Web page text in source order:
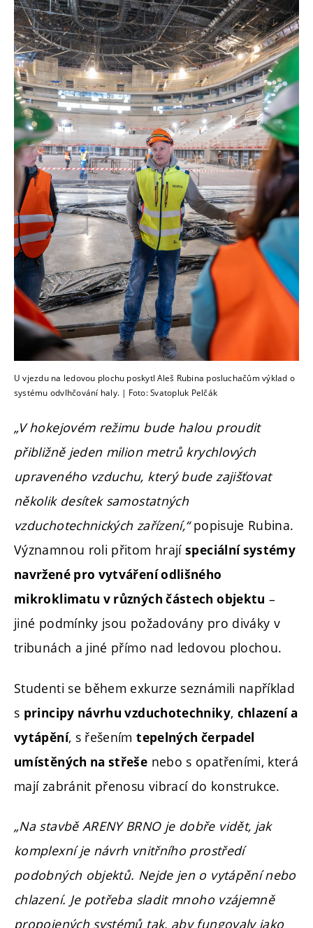
U vjezdu na ledovou plochu poskytl Aleš Rubina posluchačům výklad o
systému odvlhčování haly. | Foto: Svatopluk Pelčák
„V hokejovém režimu bude halou proudit
přibližně jeden milion metrů krychlových
upraveného vzduchu, který bude zajišťovat
několik desítek samostatných
vzduchotechnických zařízení,“popisuje Rubina.
Významnou roli přitom hrajíspeciální systémy
navržené pro vytváření odlišného
mikroklimatu v různých částech objektu –
jiné podmínky jsou požadovány pro diváky v
tribunách a jiné přímo nad ledovou plochou.
Studenti se během exkurze seznámili například
s principy návrhu vzduchotechniky, chlazení a
vytápění, s řešenímtepelných čerpadel
umístěných na střeše nebo s opatřeními, která
mají zabránit přenosu vibrací do konstrukce.
„Na stavbě ARENY BRNO je dobře vidět, jak
komplexní je návrh vnitřního prostředí
podobných objektů. Nejde jen o vytápění nebo
chlazení. Je potřeba sladit mnoho vzájemně
propojených systémů tak, aby fungovaly jako